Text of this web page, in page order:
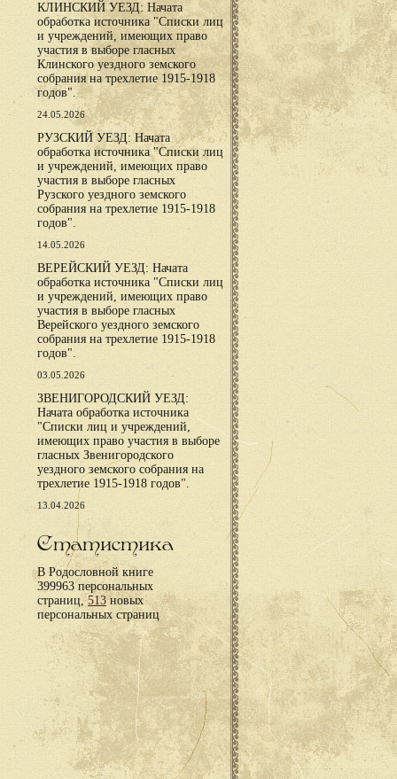
КЛИНСКИЙ УЕЗД: Начата
обработка источника "Списки лиц
и учреждений, имеющих право
участия в выборе гласных
Клинского уездного земского
собрания на трехлетие 1915-1918
годов".
24.05.2026
РУЗСКИЙ УЕЗД: Начата
обработка источника "Списки лиц
и учреждений, имеющих право
участия в выборе гласных
Рузского уездного земского
собрания на трехлетие 1915-1918
годов".
14.05.2026
ВЕРЕЙСКИЙ УЕЗД: Начата
обработка источника "Списки лиц
и учреждений, имеющих право
участия в выборе гласных
Верейского уездного земского
собрания на трехлетие 1915-1918
годов".
03.05.2026
ЗВЕНИГОРОДСКИЙ УЕЗД:
Начата обработка источника
"Списки лиц и учреждений,
имеющих право участия в выборе
гласных Звенигородского
уездного земского собрания на
трехлетие 1915-1918 годов".
13.04.2026
Статистика
В Родословной книге
399963 персональных
страниц,513новых
персональных страниц